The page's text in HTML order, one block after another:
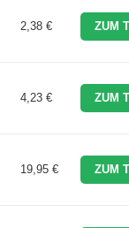
2,38 € ZUM
4,23 € ZUM
19,95 € ZUM